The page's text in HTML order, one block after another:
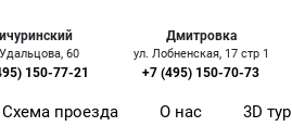
60
150-77-21
Дмитровка
ул. Лобненская, 17 стр 1
+7 (495) 150-70-73
Схема проезда О нас 3D тур